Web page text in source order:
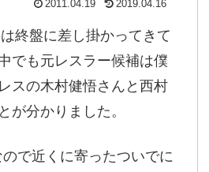
2011.04.19 2019.04.16
終盤に差し掛かってきて
でも元レスラー候補は僕
スの木村健悟さんと西村
が分かりました。
で近くに寄ったついでに